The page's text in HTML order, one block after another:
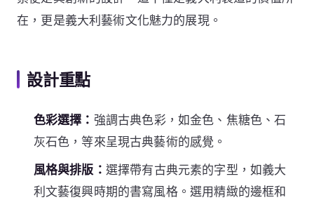
在，更是義大利藝術文化魅力的展現。
設計重點
色彩選擇： 強調古典色彩，如金色、焦糖色、石
灰石色，等來呈現古典藝術的感覺。
風格與排版： 選擇帶有古典元素的字型，如義大
利文藝復興時期的書寫風格。選用精緻的邊框和